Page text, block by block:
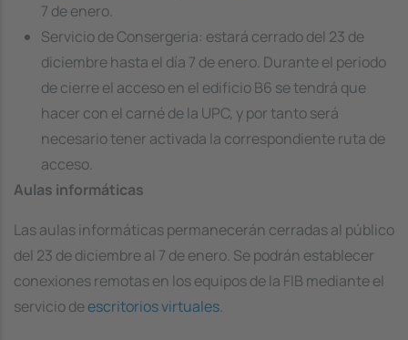
7 de enero.
Servicio de Consergeria: estará cerrado del 23 de
diciembre hasta el día 7 de enero. Durante el periodo
de cierre el acceso en el edificio B6 se tendrá que
hacer con el carné de la UPC, y por tanto será
necesario tener activada la correspondiente ruta de
acceso.
Aulas informáticas
Las aulas informáticas permanecerán cerradas al público
del 23 de diciembre al 7 de enero. Se podrán establecer
conexiones remotas en los equipos de la FIB mediante el
servicio deescritorios virtuales.